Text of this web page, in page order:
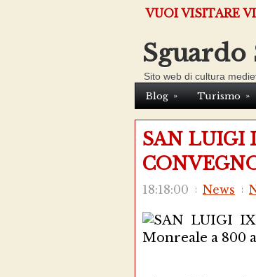
VUOI VISITARE
Sito web di cultura
Blog » Turismo »
SAN LUIGI
18:18:00 News